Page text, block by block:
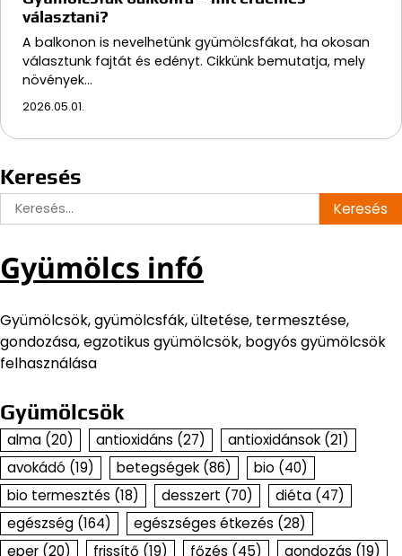
választani?
A balkonon is nevelhetünk gyümölcsfákat, ha okosan
választunk fajtát és edényt. Cikkünk bemutatja, mely
növények…
2026.05.01.
Keresés
Keresés:
Gyümölcs infó
Gyümölcsök, gyümölcsfák, ültetése, termesztése,
gondozása, egzotikus gyümölcsök, bogyós gyümölcsök
felhasználása
Gyümölcsök
alma (20) antioxidáns (27) antioxidánsok (21)
avokádó (19) betegségek (86) bio (40)
bio termesztés (18) desszert (70) diéta (47)
egészség (164) egészséges étkezés (28)
eper (20) frissítő (19) főzés (45) gondozás (19)